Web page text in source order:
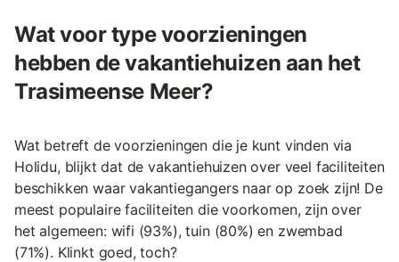
Wat voor type voorzieningen
hebben de vakantiehuizen aan het
Trasimeense Meer?
Wat betreft de voorzieningen die je kunt vinden via
Holidu, blijkt dat de vakantiehuizen over veel faciliteiten
beschikken waar vakantiegangers naar op zoek zijn! De
meest populaire faciliteiten die voorkomen, zijn over
het algemeen: wifi (93%), tuin (80%) en zwembad
(71%). Klinkt goed, toch?